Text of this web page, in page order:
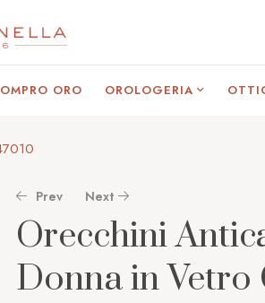
ORO OROLOGERIA
Prev
59,00€
Next
42,00€
Orecchini
Donna in Vetro